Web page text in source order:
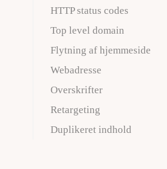
HTTP status codes
Top level domain
Flytning af hjemmeside
Webadresse
Overskrifter
Retargeting
Duplikeret indhold